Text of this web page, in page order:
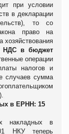
при условии
в декларации
то со
право на
хозяйствования
НДС в бюджет
операции
налогов и
случаев сумма
)
в ЕРНН: 15
накладных в
НКУ теперь